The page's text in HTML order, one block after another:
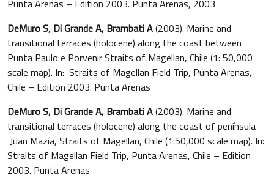
Punta Arenas – Edition 2003. Punta Arenas, 2003
DeMuro S, Di Grande A, Brambati A(2003). Marine and
transitional terraces (holocene) along the coast between
Punta Paulo e Porvenir Straits of Magellan, Chile (1: 50,000
scale map). In: Straits of Magellan Field Trip, Punta Arenas,
Chile – Edition 2003. Punta Arenas
DeMuro S, Di Grande A, Brambati A(2003). Marine and
transitional terraces (holocene) along the coast of península
Juan Mazía, Straits of Magellan, Chile (1:50,000 scale map). In:
Straits of Magellan Field Trip, Punta Arenas, Chile – Edition
2003. Punta Arenas